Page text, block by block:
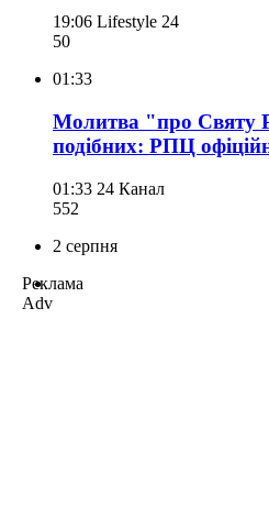
19:06 Lifestyle 24
50
01:33
Молитва "про Святу
подібних: РПЦ
01:33 24 Канал
552
2 серпня
Реклама
Adv